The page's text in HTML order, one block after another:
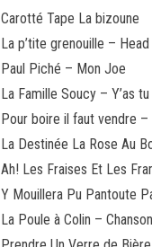
Carotté Tape La bizoune
La p’tite grenouille –
Paul Piché – Mon Joe
La Famille Soucy – Y’as
Pour boire il faut vendre
La Destinée La Rose Au
Ah! Les Fraises Et Les
Y Mouillera Pu Pantoute
La Poule à Colin –